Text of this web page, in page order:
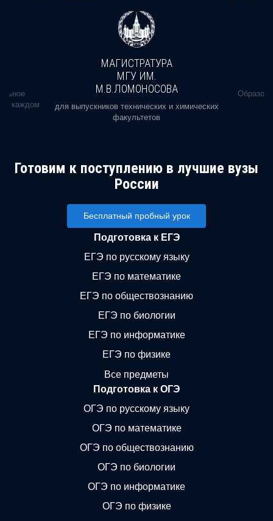
в каждом
МАГИСТРАТУРА
МГУ ИМ.
М.В.ЛОМОНОСОВА
для выпускников технических и химических
факультетов
Готовим к поступлению в лучшие вузы
России
Бесплатный пробный урок
Подготовка к ЕГЭ
ЕГЭ по русскому языку
ЕГЭ по математике
ЕГЭ по обществознанию
ЕГЭ по биологии
ЕГЭ по информатике
ЕГЭ по физике
Все предметы
Подготовка к ОГЭ
ОГЭ по русскому языку
ОГЭ по математике
ОГЭ по обществознанию
ОГЭ по биологии
ОГЭ по информатике
ОГЭ по физике